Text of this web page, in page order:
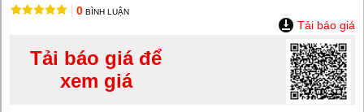
BƠM
0 BÌNH LUẬN
Tải báo giá
Tải báo giá để
xem giá